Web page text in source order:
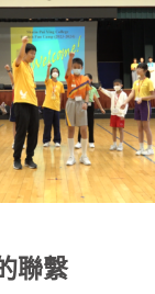
聯繫